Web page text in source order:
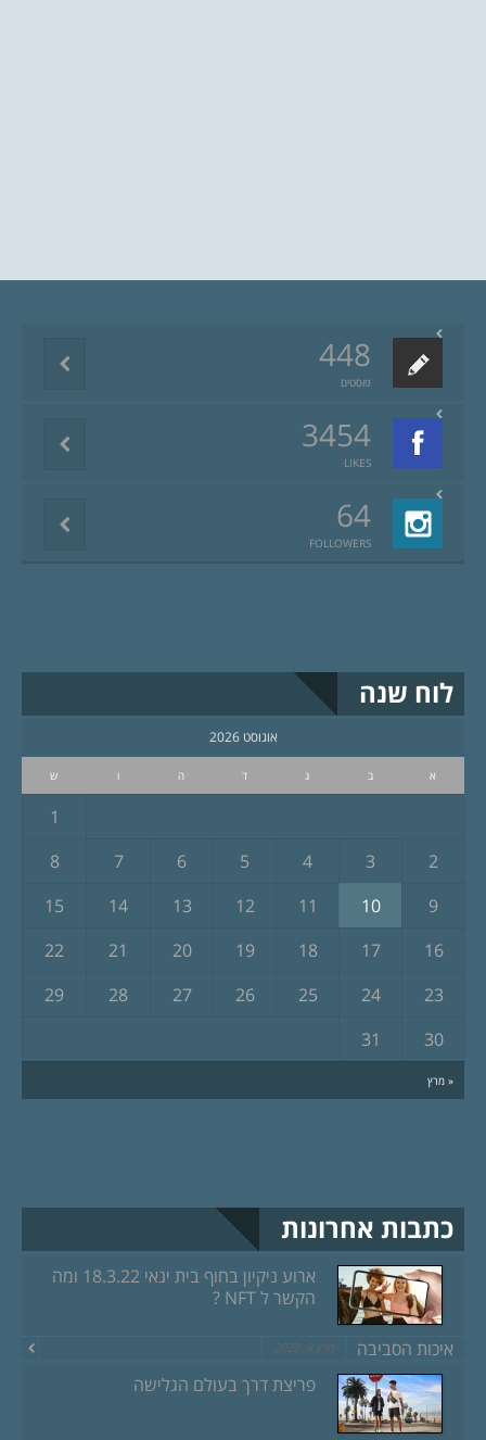
448
פוסטים
3454
LIKES
64
FOLLOWERS
לוח שנה
אוגוסט 2026
א ב ג ד ה ו ש
« מרץ
1
2
3
4
5
6
7
8
9
10
11
12
13
14
15
16
17
18
19
20
21
22
23
24
25
26
27
28
29
30
31
כתבות אחרונות
ארוע ניקיון בחוף בית ינאי 18.3.22 ומה
הקשר ל NFT ?
איכות הסביבה מרץ 8, 2022
פריצת דרך בעולם הגלישה